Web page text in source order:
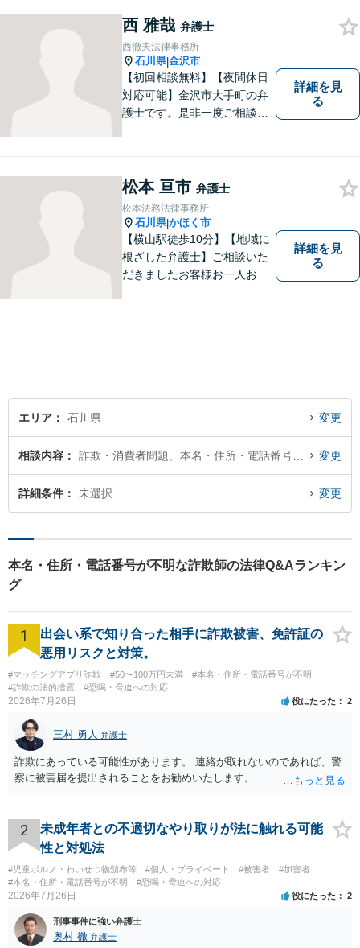
西 雅哉 弁護士
西徹夫法律事務所
石川県|金沢市
【初回相談無料】【夜間休日
対応可能】金沢市大手町の弁
護士です。是非一度ご相談く
詳細を見
る
松本 亘市 弁護士
松本法務法律事務所
石川県|かほく市
【横山駅徒歩10分】【地域に
根ざした弁護士】ご相談いた
だきましたお客様お一人お一
詳細を見
る
エリア 石川県 変更
相談内容 変更
詳細条件 未選択 変更
本名・住所・電話番号が不明な詐欺師の法律Q&Aランキン
グ
1
出会い系で知り合った相手に詐欺被害、免許証の
悪用リスクと対策。
#マッチングアプリ詐欺 #50〜100万円未満
#本名・住所・電話番号が不明
#詐欺の法的措置
#恐喝・脅迫への対応
2026年7月26日 役にたった 2
三村 勇人 弁護士
詐欺にあっている可能性があります。 連絡が取れないのであれば、警
察に被害届を提出されることをお勧めいたします。
2
未成年者との不適切なやり取りが法に触れる可能
性と対処法
#児童ポルノ・わいせつ物頒布等 #個人・プライベート #被害者
#加害者
#本名・住所・電話番号が不明
#恐喝・脅迫への対応
2026年7月26日 役にたった 2
刑事事件に強い弁護士
奥村 徹 弁護士